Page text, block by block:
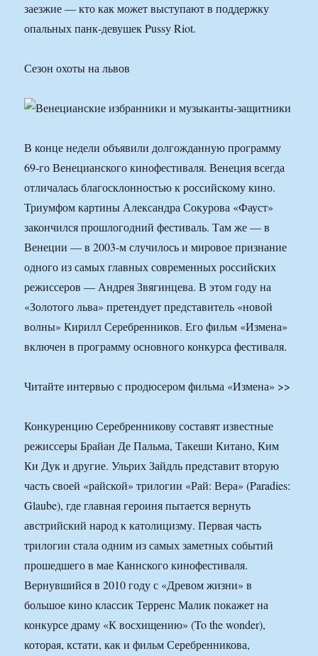
заезжие — кто как может выступают в поддержку
опальных панк-девушек Pussy Riot.
Сезон охоты на львов
В конце недели объявили долгожданную программу
69-го Венецианского кинофестиваля. Венеция всегда
отличалась благосклонностью к российскому кино.
Триумфом картины Александра Сокурова «Фауст»
закончился прошлогодний фестиваль. Там же — в
Венеции — в 2003-м случилось и мировое признание
одного из самых главных современных российских
режиссеров — Андрея Звягинцева. В этом году на
«Золотого льва» претендует представитель «новой
волны» Кирилл Серебренников. Его фильм «Измена»
включен в программу основного конкурса фестиваля.
Читайте интервью с продюсером фильма «Измена» >>
Конкуренцию Серебренникову составят известные
режиссеры Брайан Де Пальма, Такеши Китано, Ким
Ки Дук и другие. Ульрих Зайдль представит вторую
часть своей «райской» трилогии «Рай: Вера» (Paradies:
Glaube), где главная героиня пытается вернуть
австрийский народ к католицизму. Первая часть
трилогии стала одним из самых заметных событий
прошедшего в мае Каннского кинофестиваля.
Вернувшийся в 2010 году с «Древом жизни» в
большое кино классик Терренс Малик покажет на
конкурсе драму «К восхищению» (To the wonder),
которая, кстати, как и фильм Серебренникова,